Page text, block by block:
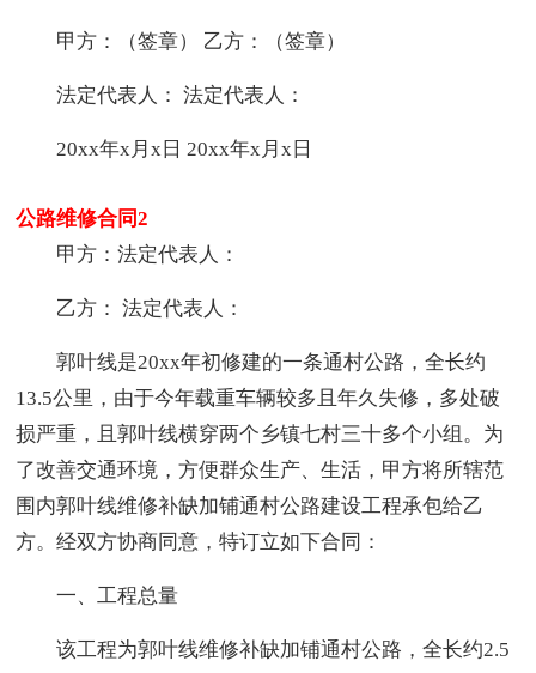
甲方：（签章） 乙方：（签章）
法定代表人： 法定代表人：
20xx年x月x日 20xx年x月x日
公路维修合同2
甲方：法定代表人：
乙方： 法定代表人：
郭叶线是20xx年初修建的一条通村公路，全长约
13.5公里，由于今年载重车辆较多且年久失修，多处破
损严重，且郭叶线横穿两个乡镇七村三十多个小组。为
了改善交通环境，方便群众生产、生活，甲方将所辖范
围内郭叶线维修补缺加铺通村公路建设工程承包给乙
方。经双方协商同意，特订立如下合同：
一、工程总量
该工程为郭叶线维修补缺加铺通村公路，全长约2.5